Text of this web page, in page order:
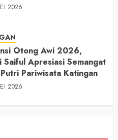
2026
Otong Awi 2026,
Saiful Apresiasi Semangat
Pariwisata Katingan
2026